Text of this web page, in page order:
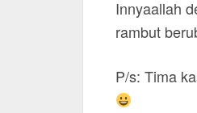
Innyaallah
rambut
P/s: Tima